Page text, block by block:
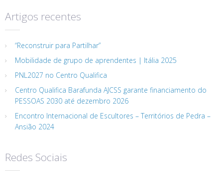
Artigos recentes
“Reconstruir para Partilhar”
Mobilidade de grupo de aprendentes | Itália 2025
PNL2027 no Centro Qualifica
Centro Qualifica Barafunda AJCSS garante financiamento do
PESSOAS 2030 até dezembro 2026
Encontro Internacional de Escultores – Territórios de Pedra –
Ansião 2024
Redes Sociais